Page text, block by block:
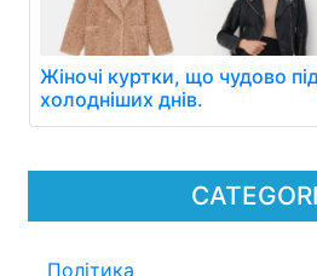
Політика
Жіночі куртки, що чудово
холодніших днів.